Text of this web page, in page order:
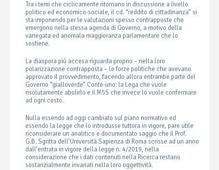
Tra i temi che ciclicamente ritornano in discussione a livello
politico ed economico-sociale, il cd. “reddito di cittadinanza” si
sta imponendo per le valutazioni spesso contrapposte che
emergono nella stessa agenda di Governo, a motivo della
variegata ed anomala maggioranza parlamentare che lo
sostiene.
La diaspora più accesa riguarda proprio – nella loro
polarizzazione contrapposta – le forze politiche che avevano
approvato il provvedimento, facendo allora entrambe parte del
Governo “gialloverde” Conte-uno: la Lega che vuole
risolutamente abolirlo e il M5S che invece lo vuole confermare
ad ogni costo.
Nulla essendo ad oggi cambiato sul piano normativo ed
essendo la legge che lo introdusse tuttora in vigore, pare utile
riconsiderare un analitico e documentato saggio che il Prof.
G.B. Sgritta dell’Università Sapienza di Roma scrisse ad un anno
dall’entrata in vigore della legge n. 4/2019, nella
considerazione che i dati contenuti nella Ricerca restano
sostanzialmente invariati nella loro oggettività.